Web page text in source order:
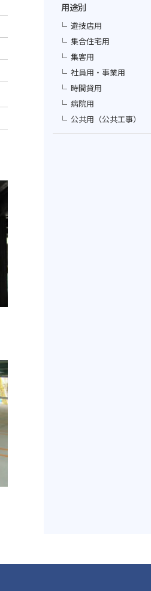
用途別
遊技店用
集合住宅用
集客用
社員用・事業用
時間貸用
病院用
公共用（公共工事）